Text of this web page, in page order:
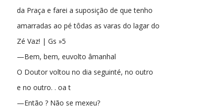
da Praça e farei a suposição de que tenho
amarradas ao pé tôdas as varas do lagar do
Zé Vaz! | Gs »5
—Bem, bem, euvolto âmanhal
O Doutor voltou no dia seguinté, no outro
e no outro. . oa t
—Então ? Não se mexeu?